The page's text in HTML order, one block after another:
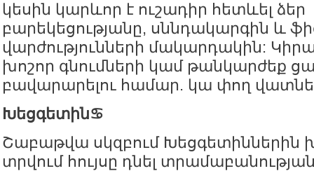
կեսին կարևոր է ուշադիր հետևել ձեր
բարեկեցությանը, սննդակարգին և
վարժությունների մակարդակին:
խոշոր գնումների կամ թանկարժեք
բավարարելու համար. կա փող
Խեցգետին♋️
Շաբաթվա սկզբում Խեցգետիններին
տրվում հույսը դնել